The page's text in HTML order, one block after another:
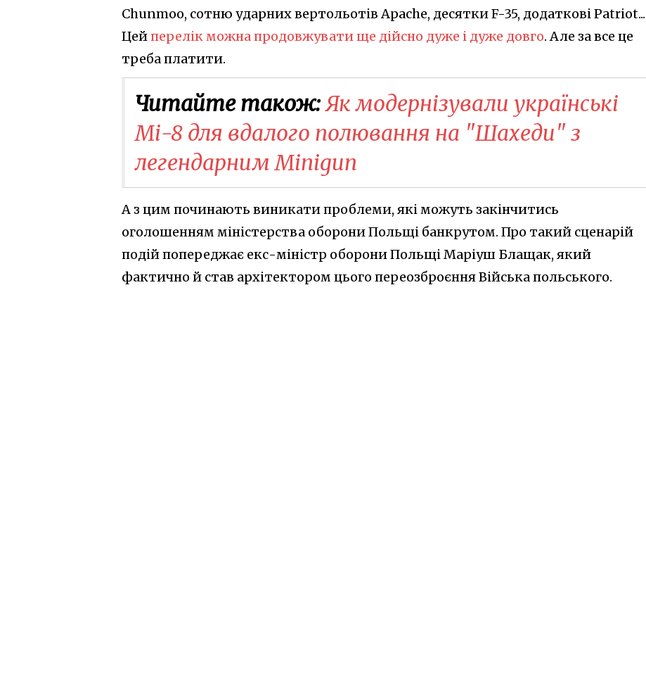
Chunmoo, сотню ударних вертольотів Apache, десятки F-35, додаткові Patriot...
Цейперелік можна продовжувати ще дійсно дуже і дуже довго. Але за все це
треба платити.
Читайте також:Як модернізували українські
Мі-8 для вдалого полювання на "Шахеди" з
легендарним Minigun
А з цим починають виникати проблеми, які можуть закінчитись
оголошенням міністерства оборони Польщі банкрутом. Про такий сценарій
подій попереджає екс-міністр оборони Польщі Маріуш Блащак, який
фактично й став архітектором цього переозброєння Війська польського.